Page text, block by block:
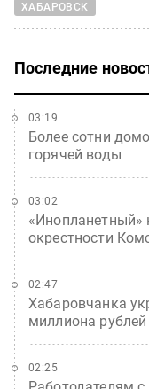
ХАБАРОВСК
Последние
Более сотни
горячей воды
03:19
«Инопланетный»
окрестности
03:02
Хабаровчанка
миллиона рублей
02:47
02:25